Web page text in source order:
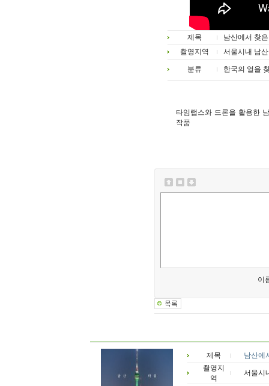
제목
남산에서 찾
촬영지역
서울시내 남산
분류 한국의 얼을
타임랩스와 드론을 활용한
작품
이
제목
남산에
촬영지
역
서울시